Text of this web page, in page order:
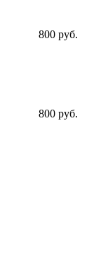
800 руб.
800 руб.